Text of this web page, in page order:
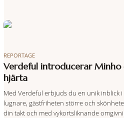
REPORTAGE
Verdeful introducerar Minho
hjärta
Med Verdeful erbjuds du en unik inblick
lugnare, gästfriheten större och
din takt och med vykortsliknande